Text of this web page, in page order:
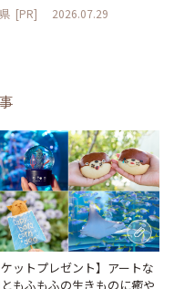
[PR] 2026.07.29
ケットプレゼント】アートな
もふもふの生きものに癒や